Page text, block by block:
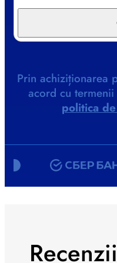
Prin achiziționarea
acord cu termenii
politica